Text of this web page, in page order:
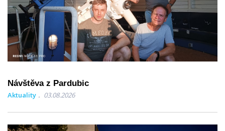
Návštěva z Pardubic
Aktuality 03.08.2026